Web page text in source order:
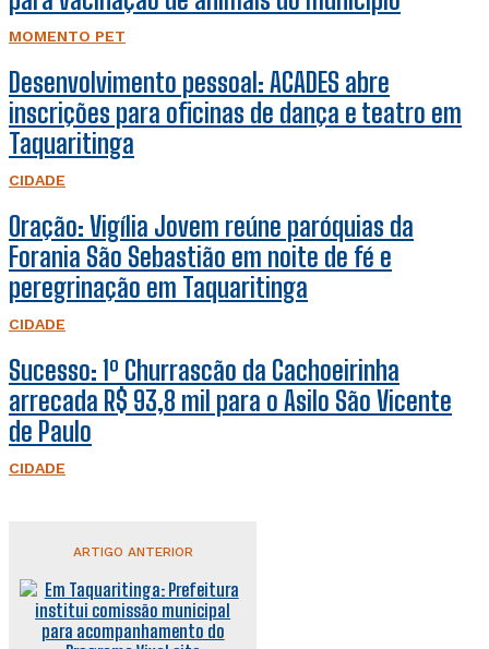
MOMENTO PET
Desenvolvimento pessoal: ACADES abre
inscrições para oficinas de dança e teatro em
Taquaritinga
CIDADE
Oração: Vigília Jovem reúne paróquias da
Forania São Sebastião em noite de fé e
peregrinação em Taquaritinga
CIDADE
Sucesso: 1º Churrascão da Cachoeirinha
arrecada R$ 93,8 mil para o Asilo São Vicente
de Paulo
CIDADE
ARTIGO ANTERIOR